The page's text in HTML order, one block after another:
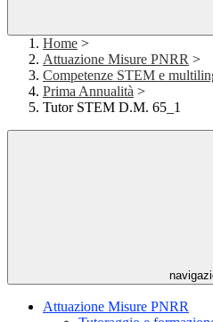
Home >
Attuazione Misure PNRR >
Competenze STEM e
Prima Annualità >
Tutor STEM D.M. 65_1
Attuazione Misure PNRR